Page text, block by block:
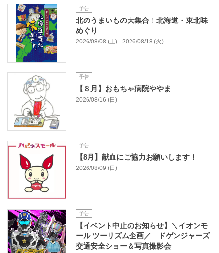
予告
北のうまいもの大集合！北海道・東北味
めぐり
2026/08/08 (土) - 2026/08/18 (火)
予告
【８月】おもちゃ病院ややま
2026/08/16 (日)
予告
【8月】献血にご協力お願いします！
2026/08/09 (日)
予告
【イベント中止のお知らせ】＼イオンモ
ール ツーリズム企画／ ドゲンジャーズ
交通安全ショー＆写真撮影会